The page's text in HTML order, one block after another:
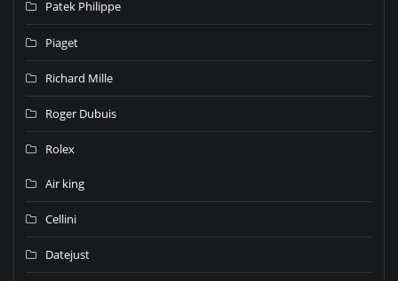
Patek Philippe
Piaget
Richard Mille
Roger Dubuis
Rolex
Air king
Cellini
Datejust